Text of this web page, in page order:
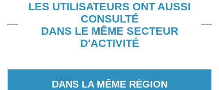
LES UTILISATEURS ONT AUSSI
CONSULTÉ
DANS LE MÊME SECTEUR
D'ACTIVITÉ
DANS LA MÊME RÉGION